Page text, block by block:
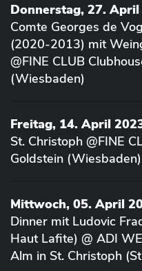
Donnerstag, 27. April
Comte Georges de
(2020-2013) mit
@FINE CLUB
(Wiesbaden)
Freitag, 14. April
St. Christoph @FINE
Goldstein (Wiesbaden)
Mittwoch, 05. April
Dinner mit Ludovic
Haut Lafite) @ ADI
Alm in St. Christoph